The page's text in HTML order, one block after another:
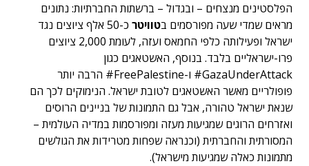
הפלסטינים מנצחים – ובגדול – ברשתות החברתיות: נתונים
מראים שמדי שעה מפורסמים בטוויטר
כ-50 אלף ציוצים נגד
ישראל ופעילותה כלפי החמאס ועזה, לעומת 2,000 ציוצים
פרו-ישראליים בלבד. בנוסף, האשטאגים כגון
GazaUnderAttack# ו-FreePalestine# הרבה יותר
פופולריים מאשר האשטאגים לטובת ישראל. הנימוקים לכך הם
שנאת ישראל טהורה, אבל גם התמונות של בניינים הרוסים
ואזרחים הרוגים שמגיעות מעזה ומפורסמות במדיה העולמית –
המסורתית והחברתית (וכנראה שפחות מטרידות את הגולשים
מתמונות כאלה שמגיעות מישראל).